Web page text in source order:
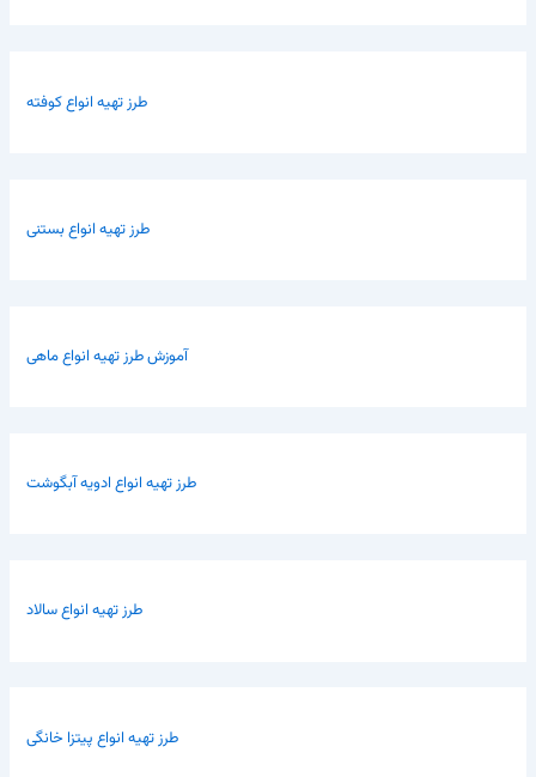
طرز تهیه انواع کوفته
طرز تهیه انواع بستنی
آموزش طرز تهیه انواع ماهی
طرز تهیه انواع ادویه آبگوشت
طرز تهیه انواع سالاد
طرز تهیه انواع پیتزا خانگی